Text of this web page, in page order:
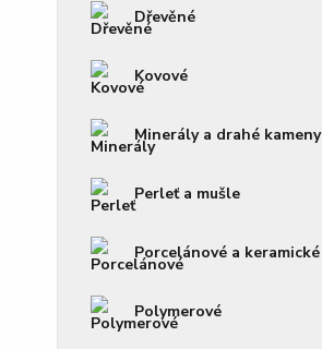
Dřevěné
Kovové
Minerály a drahé kameny
Perleť a mušle
Porcelánové a keramické
Polymerové